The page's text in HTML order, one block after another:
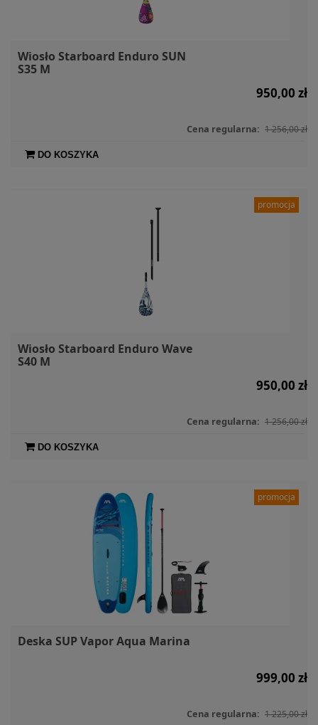
Wiosło Starboard Enduro SUN
S35 M
950,00 zł
Cena regularna: 1 256,00 zł
DO KOSZYKA
Wiosło Starboard Enduro Wave
S40 M
950,00 zł
Cena regularna: 1 256,00 zł
DO KOSZYKA
promocja
Deska SUP Vapor Aqua Marina
999,00 zł
Cena regularna: 1 225,00 zł
promocja